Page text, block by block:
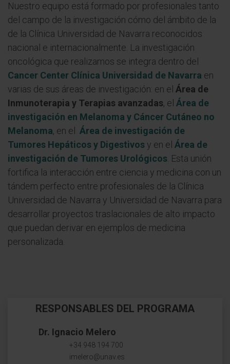
Nuestro equipo está formado por profesionales tanto
del campo de la investigación cómo del ámbito de la
de la Clínica Universidad de Navarra reconocidos
nacional e internacionalmente. La investigación
oncológica que realizamos se integra dentro del
Cancer Center Clínica Universidad de Navarra en
varias de sus áreas de investigación: en el Área de
Inmunoterapia y Terapias avanzadas, el Área de
investigación en Melanoma y Cáncer Cutáneo no
Melanoma, en el Área de investigación de
Tumores Hepáticos y Digestivos y en el Área de
investigación de Tumores Urológicos . Esta unión
fortifica la interacción entre ciencia y medicina con un
tándem perfecto entre profesionales de la Clínica
Universidad de Navarra y Universidad de Navarra para
desarrollar proyectos traslacionales de alto impacto
que puedan derivar en ejemplos de medicina
personalizada.
RESPONSABLES DEL PROGRAMA
Dr. Ignacio Melero
+34 948 194 700
imelero@unav.es